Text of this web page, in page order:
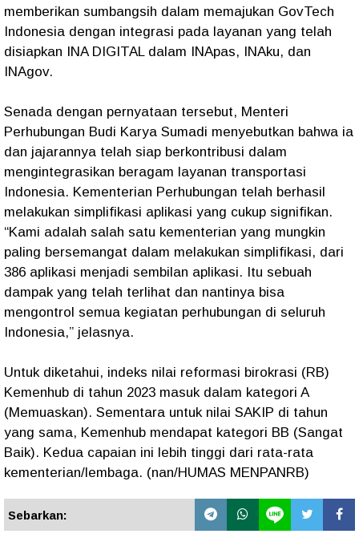
memberikan sumbangsih dalam memajukan GovTech
Indonesia dengan integrasi pada layanan yang telah
disiapkan INA DIGITAL dalam INApas, INAku, dan
INAgov.
Senada dengan pernyataan tersebut, Menteri
Perhubungan Budi Karya Sumadi menyebutkan bahwa ia
dan jajarannya telah siap berkontribusi dalam
mengintegrasikan beragam layanan transportasi
Indonesia. Kementerian Perhubungan telah berhasil
melakukan simplifikasi aplikasi yang cukup signifikan.
“Kami adalah salah satu kementerian yang mungkin
paling bersemangat dalam melakukan simplifikasi, dari
386 aplikasi menjadi sembilan aplikasi. Itu sebuah
dampak yang telah terlihat dan nantinya bisa
mengontrol semua kegiatan perhubungan di seluruh
Indonesia,” jelasnya.
Untuk diketahui, indeks nilai reformasi birokrasi (RB)
Kemenhub di tahun 2023 masuk dalam kategori A
(Memuaskan). Sementara untuk nilai SAKIP di tahun
yang sama, Kemenhub mendapat kategori BB (Sangat
Baik). Kedua capaian ini lebih tinggi dari rata-rata
kementerian/lembaga. (nan/HUMAS MENPANRB)
Sebarkan: